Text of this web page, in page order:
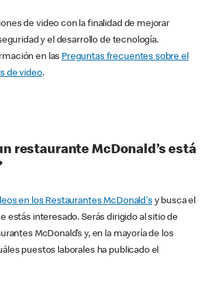
de video con la finalidad de mejorar
y el desarrollo de tecnología.
en las Preguntas frecuentes sobre el
de video.
restaurante McDonald’s está
en los Restaurantes McDonald'sy busca el
estás interesado. Serás dirigido al sitio de
McDonald’s y, en la mayoría de los
puestos laborales ha publicado el